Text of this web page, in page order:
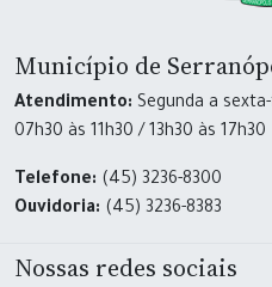
Município de
Atendimento: Segunda a
07h30 às 11h30 / 13h30 às 17h30
Telefone: (45) 3236-8300
Ouvidoria: (45) 3236-8383
Nossas redes sociais